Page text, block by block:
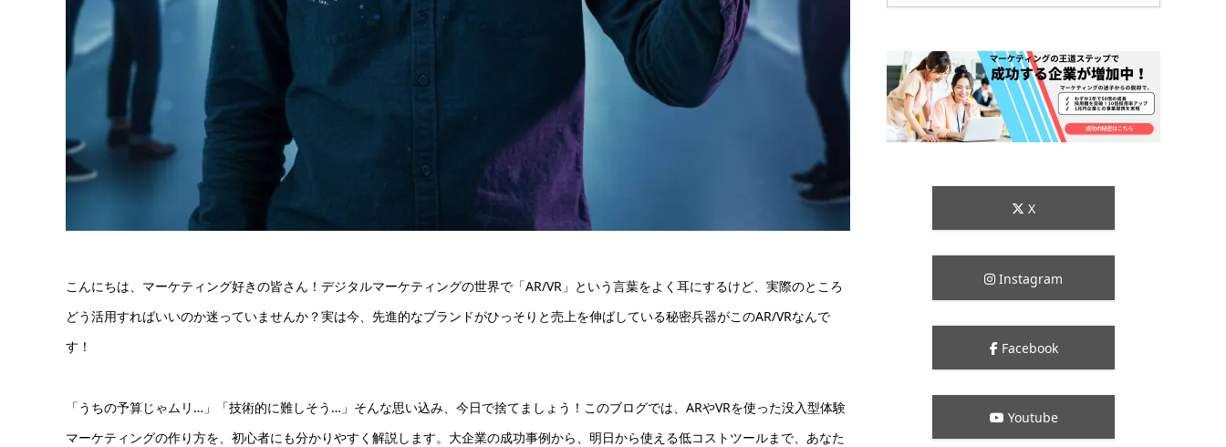
こんにちは、マーケティング好きの皆さん！デジタルマーケティングの世界で「AR/VR」という言葉をよく耳にするけど、実際のところ
どう活用すればいいのか迷っていませんか？実は今、先進的なブランドがひっそりと売上を伸ばしている秘密兵器がこのAR/VRなんで
す！
「うちの予算じゃムリ…」「技術的に難しそう…」そんな思い込み、今日で捨てましょう！このブログでは、ARやVRを使った没入型体験
マーケティングの作り方を、初心者にも分かりやすく解説します。大企業の成功事例から、明日から使える低コストツールまで、あなた
X
Instagram
Facebook
Youtube